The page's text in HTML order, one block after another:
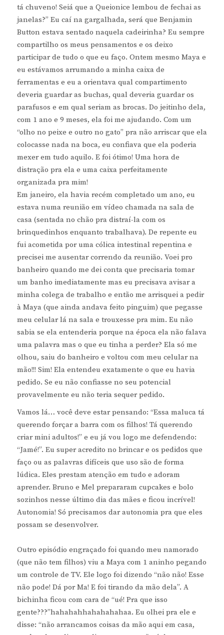
tá chuveno! Seiá que a Queionice lembou de fechai as
janelas?” Eu caí na gargalhada, será que Benjamin
Button estava sentado naquela cadeirinha? Eu sempre
compartilho os meus pensamentos e os deixo
participar de tudo o que eu faço. Ontem mesmo Maya e
eu estávamos arrumando a minha caixa de
ferramentas e eu a orientava qual compartimento
deveria guardar as buchas, qual deveria guardar os
parafusos e em qual seriam as brocas. Do jeitinho dela,
com 1 ano e 9 meses, ela foi me ajudando. Com um
“olho no peixe e outro no gato” pra não arriscar que ela
colocasse nada na boca, eu confiava que ela poderia
mexer em tudo aquilo. E foi ótimo! Uma hora de
distração pra ela e uma caixa perfeitamente
organizada pra mim!
Em janeiro, ela havia recém completado um ano, eu
estava numa reunião em vídeo chamada na sala de
casa (sentada no chão pra distraí-la com os
brinquedinhos enquanto trabalhava). De repente eu
fui acometida por uma cólica intestinal repentina e
precisei me ausentar correndo da reunião. Voei pro
banheiro quando me dei conta que precisaria tomar
um banho imediatamente mas eu precisava avisar a
minha colega de trabalho e então me arrisquei a pedir
à Maya (que ainda andava feito pinguim) que pegasse
meu celular lá na sala e trouxesse pra mim. Eu não
sabia se ela entenderia porque na época ela não falava
uma palavra mas o que eu tinha a perder? Ela só me
olhou, saiu do banheiro e voltou com meu celular na
mão!!! Sim! Ela entendeu exatamente o que eu havia
pedido. Se eu não confiasse no seu potencial
provavelmente eu não teria sequer pedido.
Vamos lá… você deve estar pensando: “Essa maluca tá
querendo forçar a barra com os filhos! Tá querendo
criar mini adultos!” e eu já vou logo me defendendo:
“Jamé!”. Eu super acredito no brincar e os pedidos que
faço ou as palavras difíceis que uso são de forma
lúdica. Eles prestam atenção em tudo e adoram
aprender. Bruno e Mel prepararam cupcakes e bolo
sozinhos nesse último dia das mães e ficou incrível!
Autonomia! Só precisamos dar autonomia pra que eles
possam se desenvolver.
Outro episódio engraçado foi quando meu namorado
(que não tem filhos) viu a Maya com 1 aninho pegando
um controle de TV. Ele logo foi dizendo “não não! Esse
não pode! Dá por Ma! E foi tirando da mão dela”. A
bichinha ficou com cara de “ué! Pra que isso
gente???”hahahahhahahahahaa. Eu olhei pra ele e
disse: “não arrancamos coisas da mão aqui em casa,